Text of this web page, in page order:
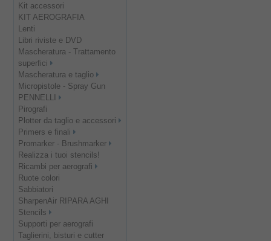
Kit accessori
KIT AEROGRAFIA
Lenti
Libri riviste e DVD
Mascheratura - Trattamento
superfici
Mascheratura e taglio
Micropistole - Spray Gun
PENNELLI
Pirografi
Plotter da taglio e accessori
Primers e finali
Promarker - Brushmarker
Realizza i tuoi stencils!
Ricambi per aerografi
Ruote colori
Sabbiatori
SharpenAir RIPARA AGHI
Stencils
Supporti per aerografi
Taglierini, bisturi e cutter